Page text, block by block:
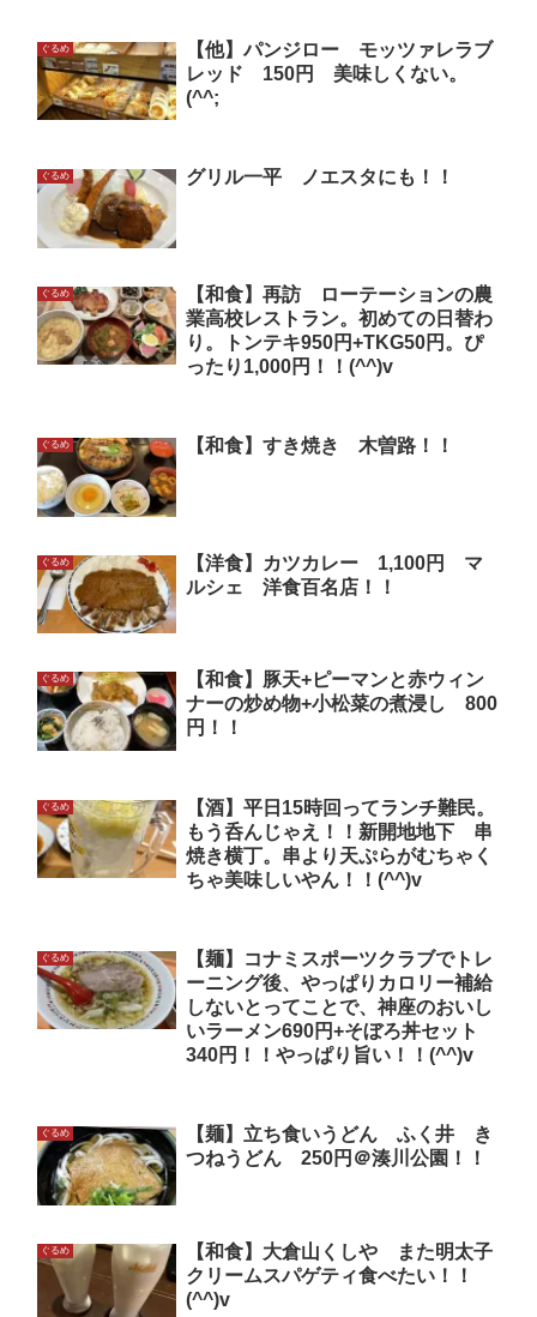
ぐるめ
【他】パンジロー モッツァレラブ
レッド 150円 美味しくない。
(^^;
ぐるめ グリル一平 ノエスタにも！！
ぐるめ
【和食】再訪 ローテーションの農
業高校レストラン。初めての日替わ
り。トンテキ950円+TKG50円。ぴ
ったり1,000円！！(^^)v
ぐるめ 【和食】すき焼き 木曽路！！
ぐるめ
【洋食】カツカレー 1,100円 マ
ルシェ 洋食百名店！！
ぐるめ
【和食】豚天+ピーマンと赤ウィン
ナーの炒め物+小松菜の煮浸し 800
円！！
ぐるめ
【酒】平日15時回ってランチ難民。
もう呑んじゃえ！！新開地地下 串
焼き横丁。串より天ぷらがむちゃく
ちゃ美味しいやん！！(^^)v
ぐるめ
【麺】コナミスポーツクラブでトレ
ーニング後、やっぱりカロリー補給
しないとってことで、神座のおいし
いラーメン690円+そぼろ丼セット
340円！！やっぱり旨い！！(^^)v
ぐるめ
【麺】立ち食いうどん ふく井 き
つねうどん 250円＠湊川公園！！
ぐるめ
【和食】大倉山くしや また明太子
クリームスパゲティ食べたい！！
(^^)v